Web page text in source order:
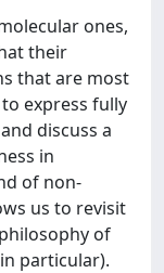
ones,
their
that are most
express fully
discuss a
in
of non-
us to revisit
of
particular).